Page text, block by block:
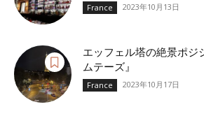
France 2023年10月13日
エッフェル塔の絶景ポジ
ムテーズ』
France 2023年10月17日